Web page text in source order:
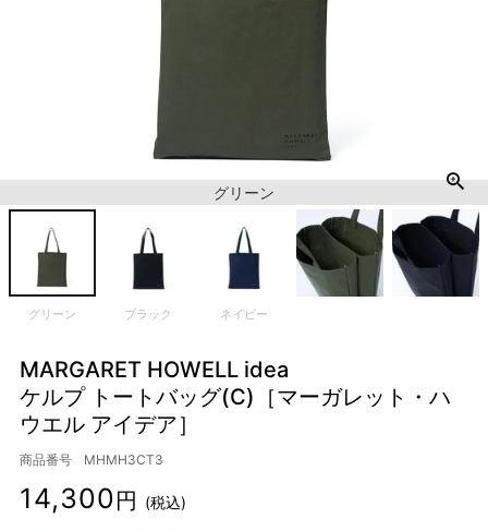
グリーン
グリーン ブラック ネイビー
MARGARET HOWELL idea
ケルプ トートバッグ(C)［マーガレット・ハ
ウエル アイデア］
商品番号 MHMH3CT3
14,300 税込